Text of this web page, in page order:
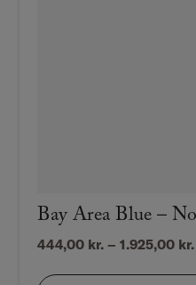
Bay Area Blue –
444,00 kr. – 1.925,00 kr.